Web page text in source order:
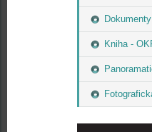
Kniha -